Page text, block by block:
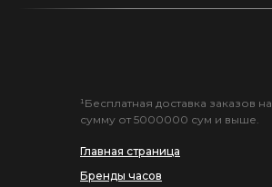
Главная страница
Бренды часов
¹Бесплатная доставка заказов на
сумму от 5000000 сум и выше.